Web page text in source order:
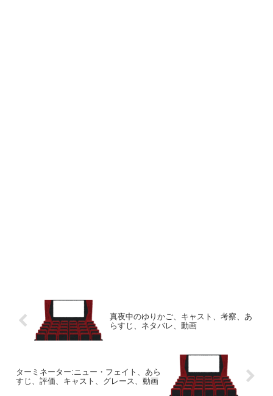
真夜中のゆりかご、キャスト、考察、あ
らすじ、ネタバレ、動画
ターミネーター:ニュー・フェイト、あら
すじ、評価、キャスト、グレース、動画